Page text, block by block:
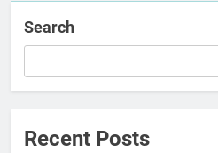
Search
Recent Posts